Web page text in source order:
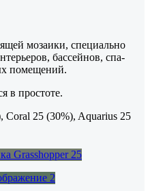
мозаики, специально
бассейнов, спа-
помещений.
в простоте.
Coral 25 (30%), Aquarius 25